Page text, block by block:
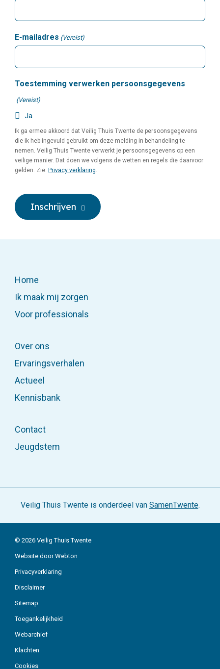
Organisatie
Actueel
Contact
E-mailadres (Vereist)
Toestemming verwerken persoonsgegevens
(Vereist)
Ja
Ik ga ermee akkoord dat Veilig Thuis Twente de persoonsgegevens
die ik heb ingevuld gebruikt om deze melding in behandeling te
nemen. Veilig Thuis Twente verwerkt je persoonsgegevens op een
veilige manier. Dat doen we volgens de wetten en regels die daarvoor
gelden. Zie: Privacy verklaring.
Inschrijven
Home
Ik maak mij zorgen
Voor professionals
Over ons
Ervaringsverhalen
Actueel
Kennisbank
Contact
Jeugdstem
Veilig Thuis Twente is onderdeel van SamenTwente.
© 2026 Veilig Thuis Twente
Website door Webton
Privacyverklaring
Disclaimer
Sitemap
Toegankelijkheid
Webarchief
Klachten
Cookies